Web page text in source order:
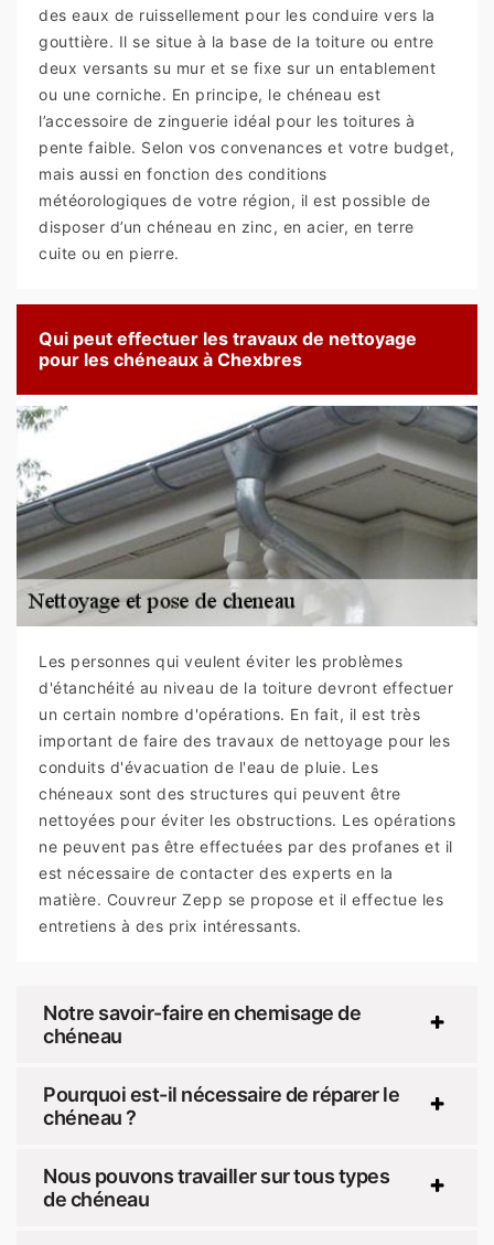
des eaux de ruissellement pour les conduire vers la
gouttière. Il se situe à la base de la toiture ou entre
deux versants su mur et se fixe sur un entablement
ou une corniche. En principe, le chéneau est
l’accessoire de zinguerie idéal pour les toitures à
pente faible. Selon vos convenances et votre budget,
mais aussi en fonction des conditions
météorologiques de votre région, il est possible de
disposer d’un chéneau en zinc, en acier, en terre
cuite ou en pierre.
Qui peut effectuer les travaux de nettoyage
pour les chéneaux à Chexbres
Les personnes qui veulent éviter les problèmes
d'étanchéité au niveau de la toiture devront effectuer
un certain nombre d'opérations. En fait, il est très
important de faire des travaux de nettoyage pour les
conduits d'évacuation de l'eau de pluie. Les
chéneaux sont des structures qui peuvent être
nettoyées pour éviter les obstructions. Les opérations
ne peuvent pas être effectuées par des profanes et il
est nécessaire de contacter des experts en la
matière. Couvreur Zepp se propose et il effectue les
entretiens à des prix intéressants.
Notre savoir-faire en chemisage de
chéneau
Pourquoi est-il nécessaire de réparer le
chéneau ?
Nous pouvons travailler sur tous types
de chéneau